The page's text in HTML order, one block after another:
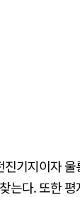
기지이자
는다. 또한